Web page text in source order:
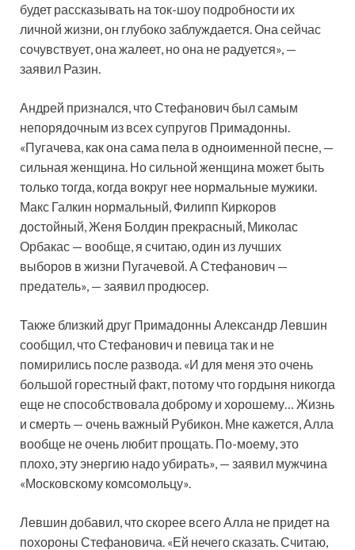
будет рассказывать на ток-шоу подробности их
личной жизни, он глубоко заблуждается. Она сейчас
сочувствует, она жалеет, но она не радуется», —
заявил Разин.
Андрей признался, что Стефанович был самым
непорядочным из всех супругов Примадонны.
«Пугачева, как она сама пела в одноименной песне, —
сильная женщина. Но сильной женщина может быть
только тогда, когда вокруг нее нормальные мужики.
Макс Галкин нормальный, Филипп Киркоров
достойный, Женя Болдин прекрасный, Миколас
Орбакас — вообще, я считаю, один из лучших
выборов в жизни Пугачевой. А Стефанович —
предатель», — заявил продюсер.
Также близкий друг Примадонны Александр Левшин
сообщил, что Стефанович и певица так и не
помирились после развода. «И для меня это очень
большой горестный факт, потому что гордыня никогда
еще не способствовала доброму и хорошему… Жизнь
и смерть — очень важный Рубикон. Мне кажется, Алла
вообще не очень любит прощать. По-моему, это
плохо, эту энергию надо убирать», — заявил мужчина
«Московскому комсомольцу».
Левшин добавил, что скорее всего Алла не придет на
похороны Стефановича. «Ей нечего сказать. Считаю,